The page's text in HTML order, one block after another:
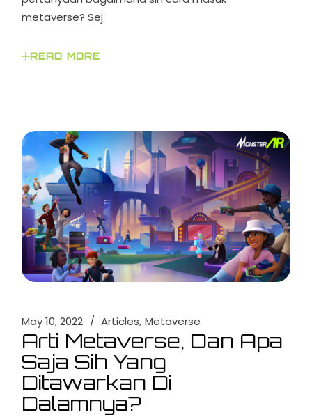
metaverse? Sej
READ MORE
May 10, 2022 Articles Metaverse
Arti Metaverse, Dan Apa
Saja Sih Yang
Ditawarkan Di
Dalamnya?